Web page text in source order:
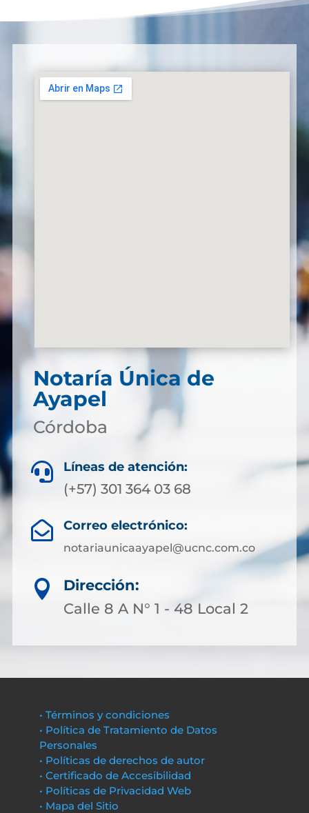
Notaría Única de
Ayapel
Córdoba
 Líneas de atención:
(+57) 301 364 03 68
 Correo electrónico:
notariaunicaayapel@ucnc.com.co

Dirección:
Calle 8 A N° 1 - 48 Local 2
• Términos y condiciones
• Política de Tratamiento de Datos
Personales
• Políticas de derechos de autor
• Certificado de Accesibilidad
• Políticas de Privacidad Web
• Mapa del Sitio